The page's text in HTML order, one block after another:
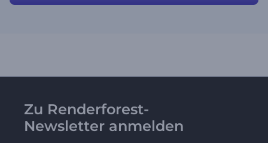
Zu Renderforest-
Newsletter anmelden